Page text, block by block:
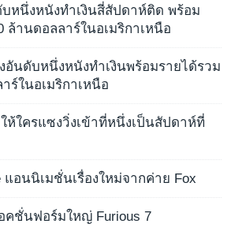
บหนึ่งหนังทำเงินสี่สัปดาห์ติด พร้อม
ล้านดอลลาร์ในอเมริกาเหนือ
อันดับหนึ่งหนังทำเงินพร้อมรายได้รวม
ร์ในอเมริกาเหนือ
ห้ใครแซงวิ่งเข้าที่หนึ่งเป็นสัปดาห์ที่
อนนิเมชั่นเรื่องใหม่จากค่าย Fox
ชั่นฟอร์มใหญ่ Furious 7